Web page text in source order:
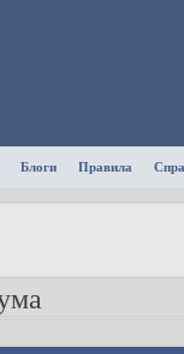
Блоги Правила